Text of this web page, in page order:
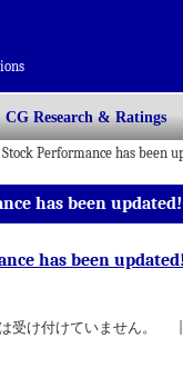
CG Research & Ratings
Performance has been
has been updated!
has been
受け付けていません。